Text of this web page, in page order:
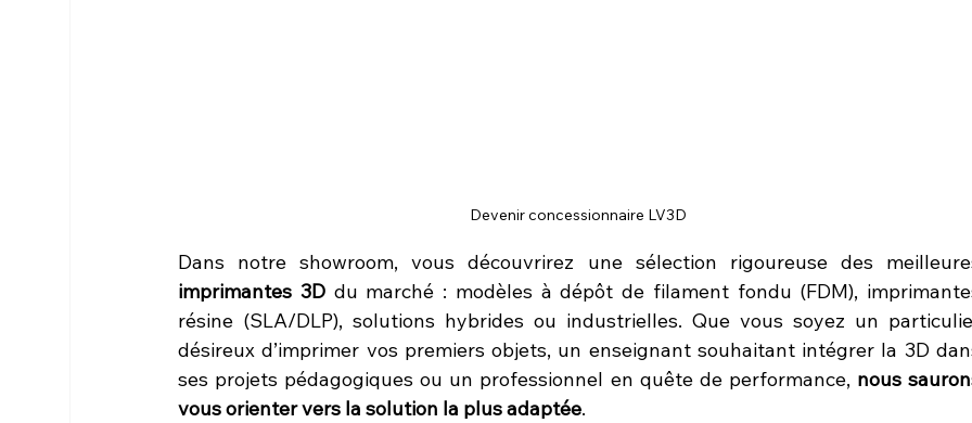
Devenir concessionnaire LV3D
imprimantes 3D du marché : modèles à dépôt de filament fondu (FDM),
résine (SLA/DLP), solutions hybrides ou industrielles. Que vous soyez un
désireux d’imprimer vos premiers objets, un enseignant souhaitant intégrer la 3D
ses projets pédagogiques ou un professionnel en quête de performance, nous
vous orienter vers la solution la plus adaptée.